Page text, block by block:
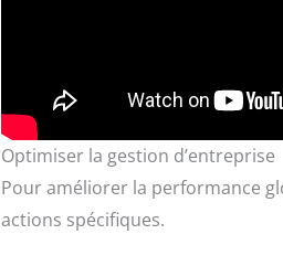
Optimiser la gestion d’entreprise
Pour améliorer la performance
actions spécifiques.